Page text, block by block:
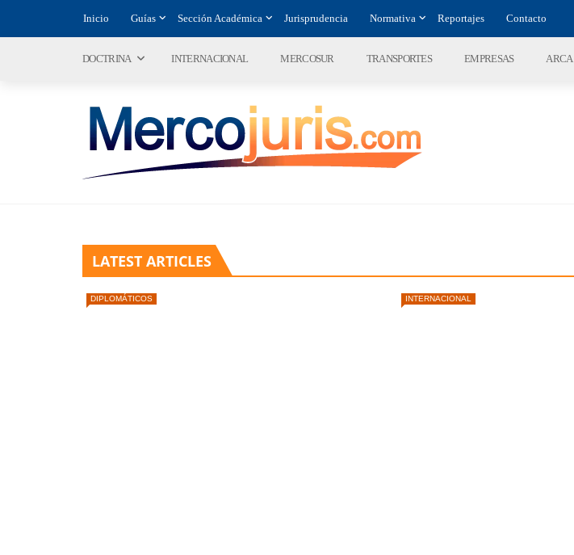
Inicio Guías Sección Académica Jurisprudencia Normativa Reportajes Contacto
DOCTRINA INTERNACIONAL MERCOSUR TRANSPORTES EMPRESAS ARCA
LATEST ARTICLES
DIPLOMÁTICOS INTERNACIONAL